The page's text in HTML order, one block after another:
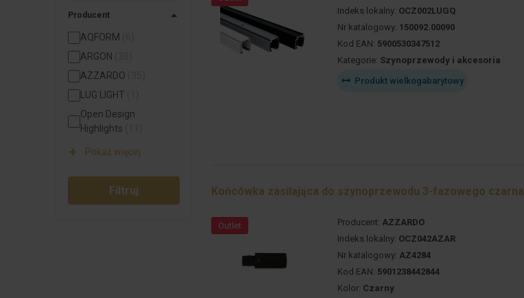
Producent
AQFORM
ARGON
AZZARDO
LUG LIGHT
Open Design
Highlights
Pokaż więcej
Filtruj
Indeks lokalny: OCZ002LUGQ
Nr katalogowy: 150092.00090
Kod EAN: 5900530347512
Kategorie: Szynoprzewody i akcesoria
Produkt wielkogabarytowy
Końcówka zasilająca do szynoprzewodu 3-fazowego czarna
Outlet Producent: AZZARDO
Indeks lokalny: OCZ042AZAR
Nr katalogowy: AZ4284
Kod EAN: 5901238442844
Kolor: Czarny